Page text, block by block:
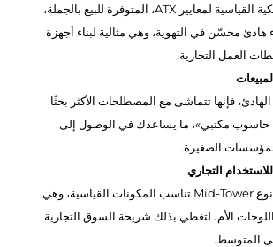
تتميز هذه العلبة الكلاسيكية القياسية لمعايير ATX، المتوفرة للبيع بالجملة،
هادئ محسّن في التهوية، وهي مثالية لبناء أجهزة
العمل التجارية.
فإنها تتماشى مع المصطلحات الأكثر بحثًا
حاسوب مكتبي»، ما يساعدك في الوصول إلى
الصغيرة.
التجاري
هذه العلبة القياسية من نوع Mid-Tower تناسب المكونات القياسية، وهي
الأم، لتغطي بذلك شريحة السوق التجارية
المتوسط.